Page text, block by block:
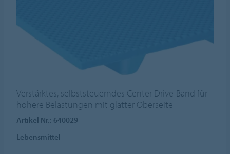
Verstärktes, selbststeuerndes Center Drive-Band für
höhere Belastungen mit glatter Oberseite
Artikel Nr.: 640029
Lebensmittel